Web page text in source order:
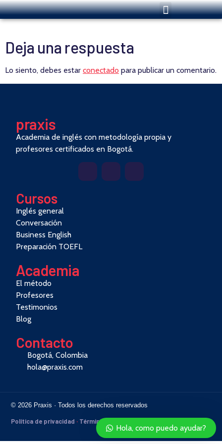
Deja una respuesta
Lo siento, debes estar conectado para publicar un comentario.
praxis
Academia de inglés con metodología propia y
profesores certificados en Bogotá.
Cursos
Inglés general
Conversación
Business English
Preparación TOEFL
Academia
El método
Profesores
Testimonios
Blog
Contacto
Bogotá, Colombia
hola@praxis.com
© 2026 Praxis · Todos los derechos reservados
Política de privacidad · Términos
Hola, como puedo ayudar?